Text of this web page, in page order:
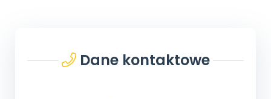
Dane kontaktowe